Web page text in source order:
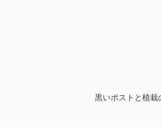
黒いポストと植栽